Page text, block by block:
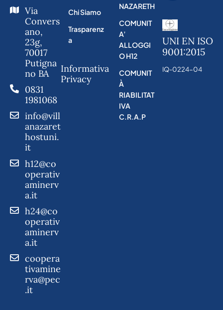
Via
Convers
ano,
23g,
70017
Putigna
no BA
0831
1981068
info@vill
anazaret
hostuni.
it
h12@co
operativ
aminerv
a.it
h24@co
operativ
aminerv
a.it
coopera
tivamine
rva@pec
.it
Chi Siamo
Trasparenz
a
Informativa
Privacy
NAZARETH
COMUNIT
A’
ALLOGGI
O H12
COMUNIT
À
RIABILITAT
IVA
C.R.A.P
UNI EN ISO
9001:2015
IQ-0224-04